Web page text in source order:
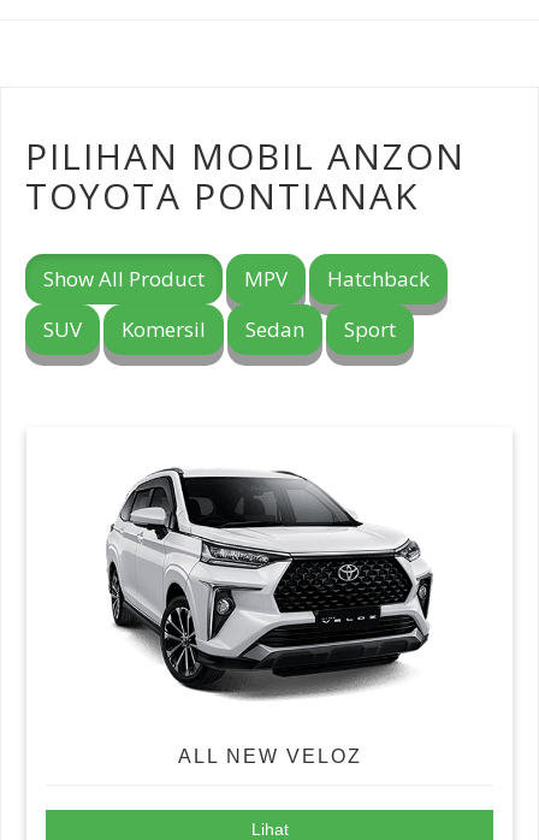
PILIHAN MOBIL ANZON
TOYOTA PONTIANAK
Show All Product MPV
Hatchback
SUV
Komersil Sedan Sport
ALL NEW VELOZ
Lihat